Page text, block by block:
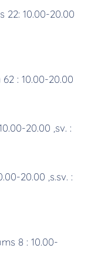
22: 10.00-20.00
: 10.00-20.00
20.00 ,sv. :
20.00 ,s.sv. :
8 : 10.00-